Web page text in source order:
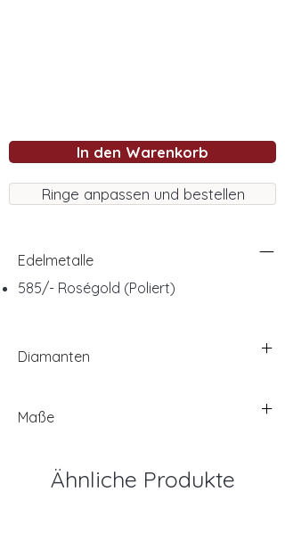
In den Warenkorb
Ringe anpassen und bestellen
Edelmetalle
585/- Roségold (Poliert)
Diamanten
Maße
Ähnliche Produkte